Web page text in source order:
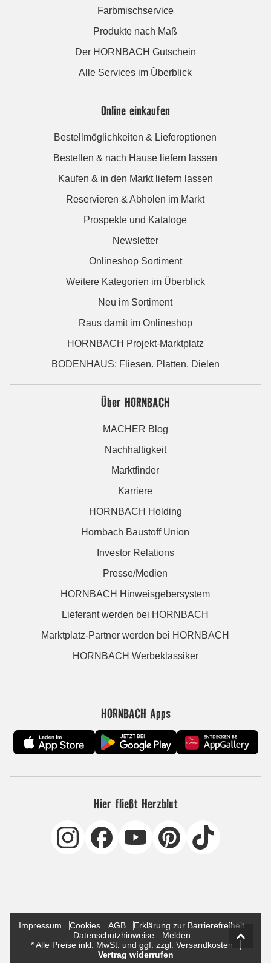
Farbmischservice
Produkte nach Maß
Der HORNBACH Gutschein
Alle Services im Überblick
Online einkaufen
Bestellmöglichkeiten & Lieferoptionen
Bestellen & nach Hause liefern lassen
Kaufen & in den Markt liefern lassen
Reservieren & Abholen im Markt
Prospekte und Kataloge
Newsletter
Onlineshop Sortiment
Weitere Kategorien im Überblick
Neu im Sortiment
Raus damit im Onlineshop
HORNBACH Projekt-Marktplatz
BODENHAUS: Fliesen. Platten. Dielen
Über HORNBACH
MACHER Blog
Nachhaltigkeit
Marktfinder
Karriere
HORNBACH Holding
Hornbach Baustoff Union
Investor Relations
Presse/Medien
HORNBACH Hinweisgebersystem
Lieferant werden bei HORNBACH
Marktplatz-Partner werden bei HORNBACH
HORNBACH Werbeklassiker
HORNBACH Apps
Hier fließt Herzblut
Impressum Cookies AGB
Erklärung zur Barrierefreiheit
Datenschutzhinweise
Melden
* Alle Preise inkl. MwSt. und ggf. zzgl. Versandkosten
Vertrag widerrufen